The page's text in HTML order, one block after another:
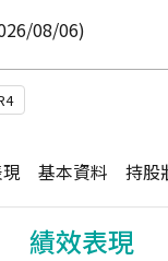
08/06)
基本資料 持股
績效表現